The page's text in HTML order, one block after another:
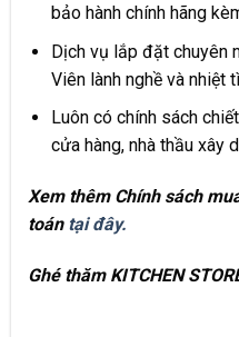
bảo hành chính hãng
Dịch vụ lắp đặt chuyên
Viên lành nghề và nhiệt
Luôn có chính sách
cửa hàng, nhà thầu xây
Xem thêm Chính sách
toán tại đây.
Ghé thăm KITCHEN